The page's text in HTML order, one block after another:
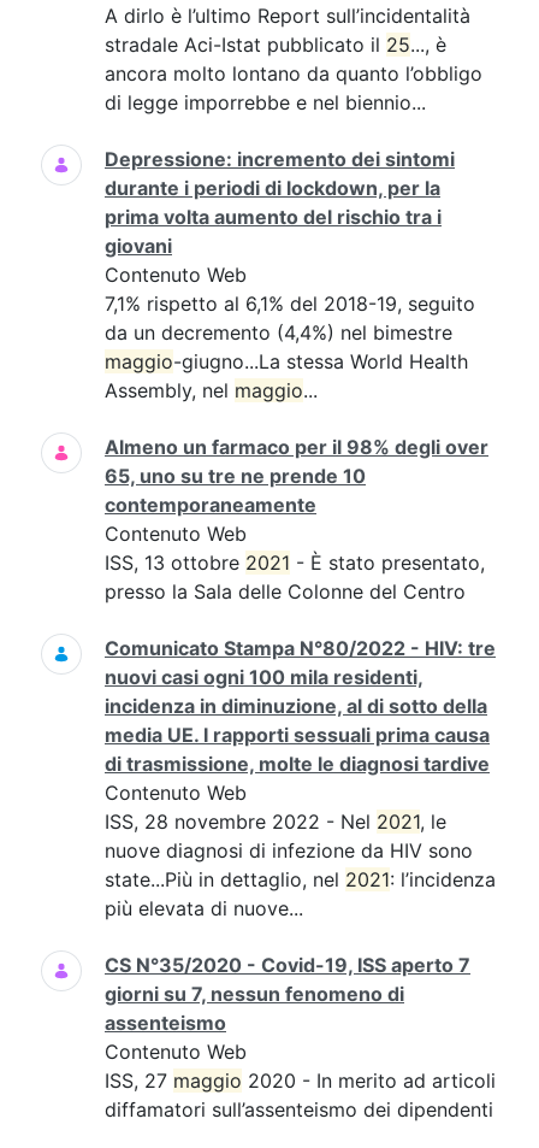
A dirlo è l’ultimo Report sull’incidentalità
stradale Aci-Istat pubblicato il 25..., è
ancora molto lontano da quanto l’obbligo
di legge imporrebbe e nel biennio...
Depressione: incremento dei sintomi
durante i periodi di lockdown, per la
prima volta aumento del rischio tra i
giovani
Contenuto Web
7,1% rispetto al 6,1% del 2018-19, seguito
da un decremento (4,4%) nel bimestre
maggio-giugno...La stessa World Health
Assembly, nel maggio...
Almeno un farmaco per il 98% degli over
65, uno su tre ne prende 10
contemporaneamente
Contenuto Web
ISS, 13 ottobre 2021 - È stato presentato,
presso la Sala delle Colonne del Centro
Comunicato Stampa N°80/2022 - HIV: tre
nuovi casi ogni 100 mila residenti,
incidenza in diminuzione, al di sotto della
media UE. I rapporti sessuali prima causa
di trasmissione, molte le diagnosi tardive
Contenuto Web
ISS, 28 novembre 2022 - Nel 2021, le
nuove diagnosi di infezione da HIV sono
state...Più in dettaglio, nel 2021: l’incidenza
più elevata di nuove...
CS N°35/2020 - Covid-19, ISS aperto 7
giorni su 7, nessun fenomeno di
assenteismo
Contenuto Web
ISS, 27 maggio 2020 - In merito ad articoli
diffamatori sull’assenteismo dei dipendenti